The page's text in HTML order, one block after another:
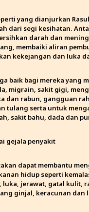
yang dianjurkan
dari segi kesihatan.
darah dan
membaiki aliran
kekejangan dan luka
baik bagi mereka yang
migrain, sakit gigi,
dan rabun, gangguan
tulang serta untuk
sakit bahu, dada dan
gejala penyakit
dapat membantu
hidup seperti
luka, jerawat, gatal kulit,
ginjal, keracunan dan